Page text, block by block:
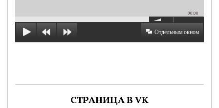
00:00
Отдельным окном
СТРАНИЦА В VK